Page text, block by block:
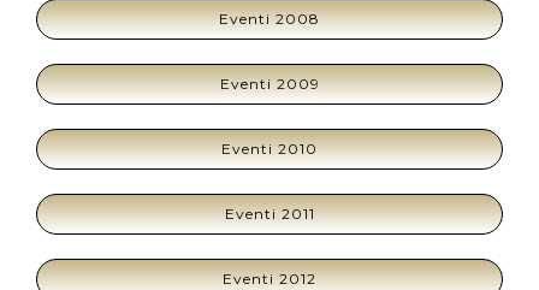
Eventi 2008
Eventi 2009
Eventi 2010
Eventi 2011
Eventi 2012